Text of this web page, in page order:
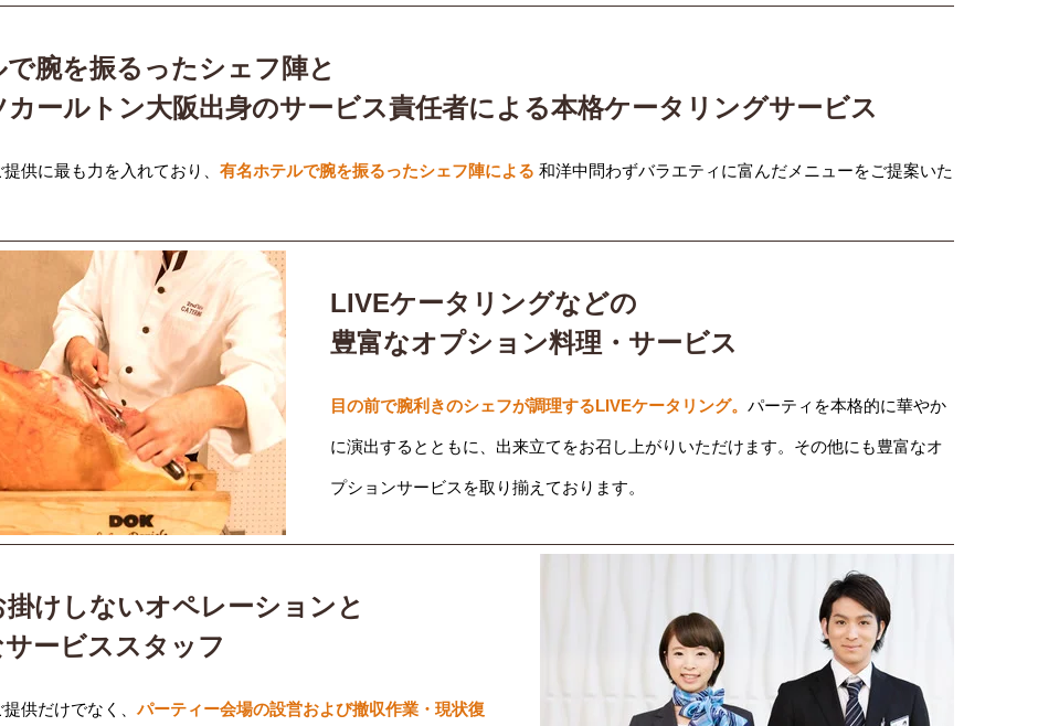
腕を振るったシェフ陣と
ールトン大阪出身のサービス責任者による本格ケータリングサービス
供に最も力を入れており、 有名ホテルで腕を振るったシェフ陣による 和洋中問わずバラエティに富んだメニューをご提案いた
LIVEケータリングなどの
豊富なオプション料理・サービス
目の前で腕利きのシェフが調理するLIVEケータリング。 パーティを本格的に華やか
に演出するとともに、出来立てをお召し上がりいただけます。その他にも豊富なオ
プションサービスを取り揃えております。
掛けしないオペレーションと
ービススタッフ
供だけでなく、パーティー会場の設営および撤収作業・現状復